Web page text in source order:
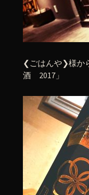
❮ごはんや❯様か
酒 2017」